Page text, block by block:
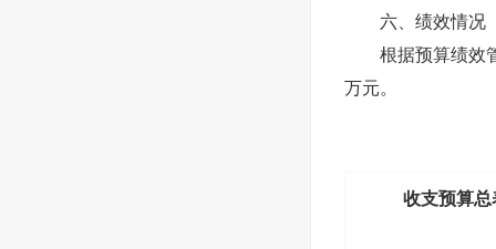
六、绩效情况
根据预算绩效管
万元。
收支预算